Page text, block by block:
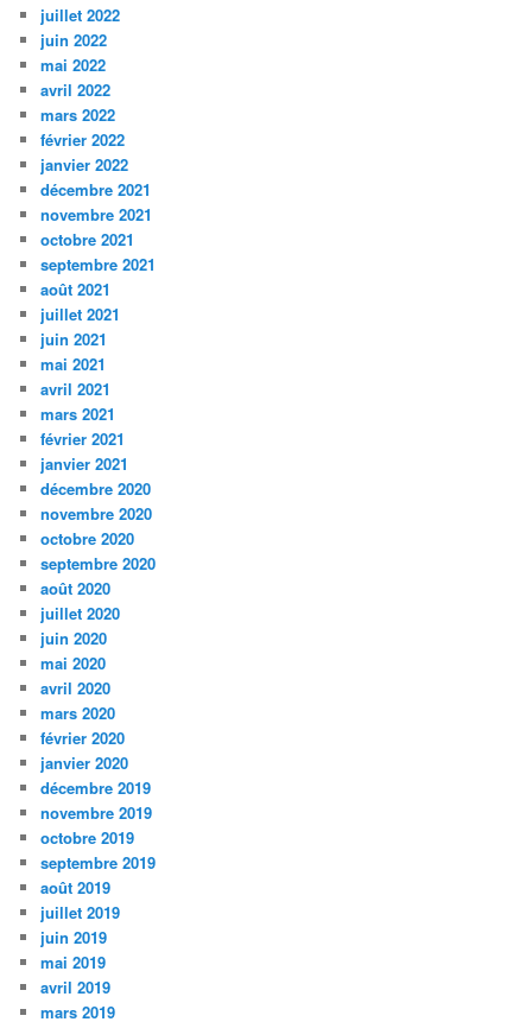
juillet 2022
juin 2022
mai 2022
avril 2022
mars 2022
février 2022
janvier 2022
décembre 2021
novembre 2021
octobre 2021
septembre 2021
août 2021
juillet 2021
juin 2021
mai 2021
avril 2021
mars 2021
février 2021
janvier 2021
décembre 2020
novembre 2020
octobre 2020
septembre 2020
août 2020
juillet 2020
juin 2020
mai 2020
avril 2020
mars 2020
février 2020
janvier 2020
décembre 2019
novembre 2019
octobre 2019
septembre 2019
août 2019
juillet 2019
juin 2019
mai 2019
avril 2019
mars 2019